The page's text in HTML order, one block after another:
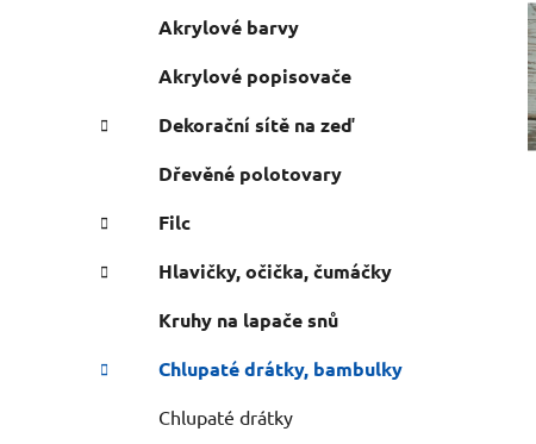
n
a
e
e
Akrylové barvy
Akrylové popisovače
Dekorační sítě na zeď
Dřevěné polotovary
Filc
Hlavičky, očička, čumáčky
Kruhy na lapače snů
Chlupaté drátky, bambulky
Chlupaté drátky